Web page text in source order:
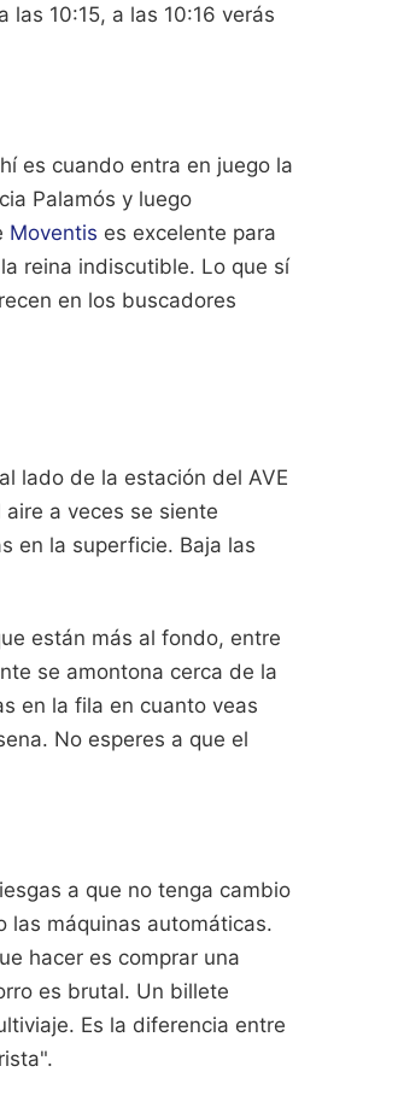
10:15, a las 10:16 verás
es cuando entra en juego la
Palamós y luego
Moventis es excelente para
reina indiscutible. Lo que sí
en los buscadores
lado de la estación del AVE
a veces se siente
en la superficie. Baja las
están más al fondo, entre
se amontona cerca de la
en la fila en cuanto veas
No esperes a que el
a que no tenga cambio
las máquinas automáticas.
hacer es comprar una
es brutal. Un billete
Es la diferencia entre